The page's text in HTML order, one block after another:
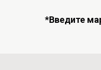
*Введите